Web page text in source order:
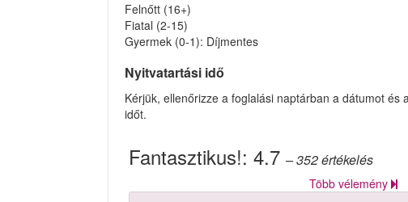
Felnőtt (16+)
Fiatal (2-15)
Gyermek (0-1): Díjmentes
Nyitvatartási idő
Kérjük, ellenőrizze a foglalási naptárban a dátumot és
időt.
Fantasztikus!:4.7– 352értékelés
Több vélemény